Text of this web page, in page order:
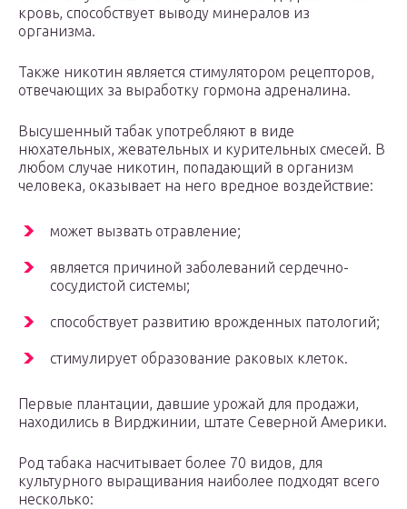
кровь, способствует выводу минералов из
организма.
Также никотин является стимулятором рецепторов,
отвечающих за выработку гормона адреналина.
Высушенный табак употребляют в виде
нюхательных, жевательных и курительных смесей. В
любом случае никотин, попадающий в организм
человека, оказывает на него вредное воздействие:
может вызвать отравление;
является причиной заболеваний сердечно-
сосудистой системы;
способствует развитию врожденных патологий;
стимулирует образование раковых клеток.
Первые плантации, давшие урожай для продажи,
находились в Вирджинии, штате Северной Америки.
Род табака насчитывает более 70 видов, для
культурного выращивания наиболее подходят всего
несколько: